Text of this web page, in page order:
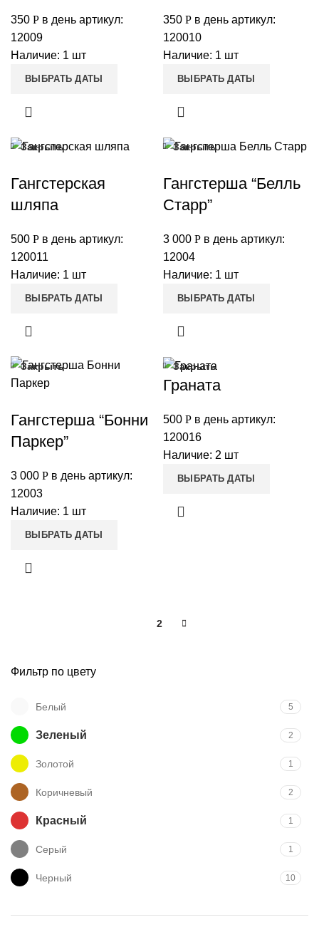
Фильтр по цвету
Белый 5
Зеленый 2
Золотой 1
Коричневый 2
Красный 1
Серый 1
Черный 10
350 Р в день артикул:
12009
Наличие: 1 шт
ВЫБРАТЬ ДАТЫ
350 Р в день артикул:
120010
Наличие: 1 шт
ВЫБРАТЬ ДАТЫ
Закрыть
Гангстерская
шляпа
500 Р в день артикул:
120011
Наличие: 1 шт
ВЫБРАТЬ ДАТЫ
Закрыть
Гангстерша “Белль
Старр”
3 000 Р в день артикул:
12004
Наличие: 1 шт
ВЫБРАТЬ ДАТЫ
Закрыть
Гангстерша “Бонни
Паркер”
3 000 Р в день артикул:
12003
Наличие: 1 шт
ВЫБРАТЬ ДАТЫ
Закрыть
Граната
500 Р в день артикул:
120016
Наличие: 2 шт
ВЫБРАТЬ ДАТЫ
2